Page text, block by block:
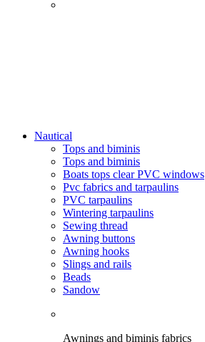
Nautical
Tops and biminis
Tops and biminis
Boats tops clear PVC windows
Pvc fabrics and tarpaulins
PVC tarpaulins
Wintering tarpaulins
Sewing thread
Awning buttons
Awning hooks
Slings and rails
Beads
Sandow
Awnings and biminis fabrics